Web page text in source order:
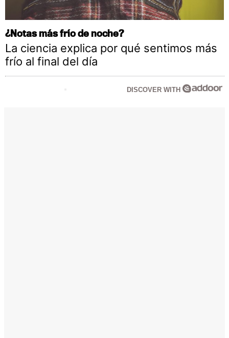
¿Notas más frío de noche?
La ciencia explica por qué sentimos más
frío al final del día
DISCOVER WITH